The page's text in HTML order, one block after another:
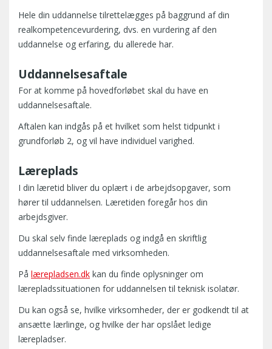
Hele din uddannelse tilrettelægges på baggrund af din
realkompetencevurdering, dvs. en vurdering af den
uddannelse og erfaring, du allerede har.
Uddannelsesaftale
For at komme på hovedforløbet skal du have en
uddannelsesaftale.
Aftalen kan indgås på et hvilket som helst tidpunkt i
grundforløb 2, og vil have individuel varighed.
Læreplads
I din læretid bliver du oplært i de arbejdsopgaver, som
hører til uddannelsen. Læretiden foregår hos din
arbejdsgiver.
Du skal selv finde læreplads og indgå en skriftlig
uddannelsesaftale med virksomheden.
På lærepladsen.dk kan du finde oplysninger om
lærepladssituationen for uddannelsen til teknisk isolatør.
Du kan også se, hvilke virksomheder, der er godkendt til at
ansætte lærlinge, og hvilke der har opslået ledige
lærepladser.